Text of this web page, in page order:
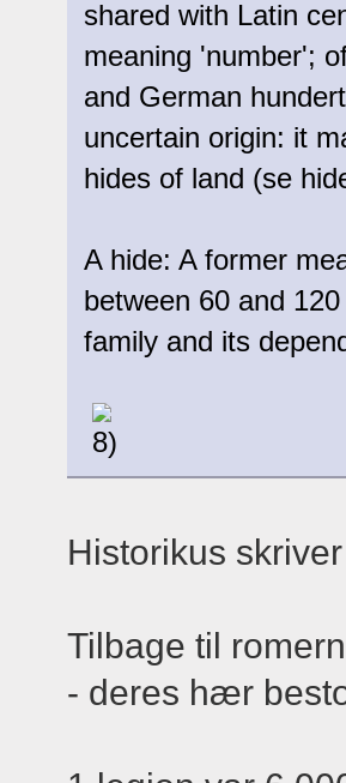
shared with Latin
meaning 'number';
and German
uncertain origin: it
hides of land (se
A hide: A former
between 60 and
family and its
Historikus
Tilbage til
- deres hær